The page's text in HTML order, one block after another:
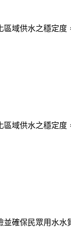
域供水之穩定
域供水之穩定
確保民眾用水